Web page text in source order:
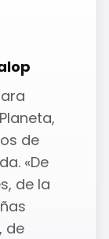
de
«De
de la
de